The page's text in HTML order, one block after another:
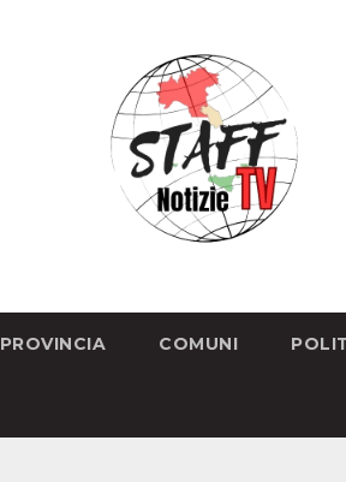
PROVINCIA COMUNI